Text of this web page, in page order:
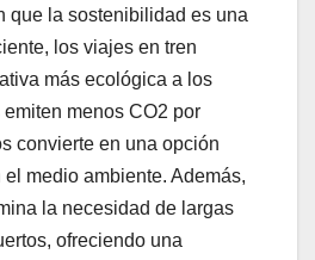
que la sostenibilidad es una
los viajes en tren
más ecológica a los
menos CO2 por
convierte en una opción
medio ambiente. Además,
la necesidad de largas
ofreciendo una